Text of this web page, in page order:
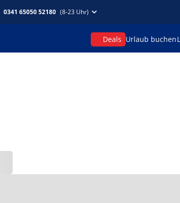
0341 65050 52180 (8-23 Uhr)
Deals Urlaub buchen